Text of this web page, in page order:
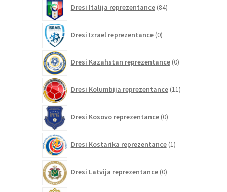
Dresi Italija reprezentance 84izdelkov
Dresi Izrael reprezentance 0izdelkov
Dresi Kazahstan reprezentance 0izdelkov
Dresi Kolumbija reprezentance 11izdelkov
Dresi Kosovo reprezentance 0izdelkov
Dresi Kostarika reprezentance 1izdelek
Dresi Latvija reprezentance 0izdelkov